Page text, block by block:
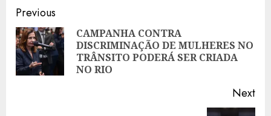
Post
navigation
Previous
CAMPANHA CONTRA
DISCRIMINAÇÃO DE MULHERES NO
TRÂNSITO PODERÁ SER CRIADA
NO RIO
Next